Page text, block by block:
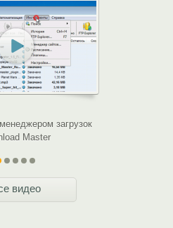
загрузок
Master
видео